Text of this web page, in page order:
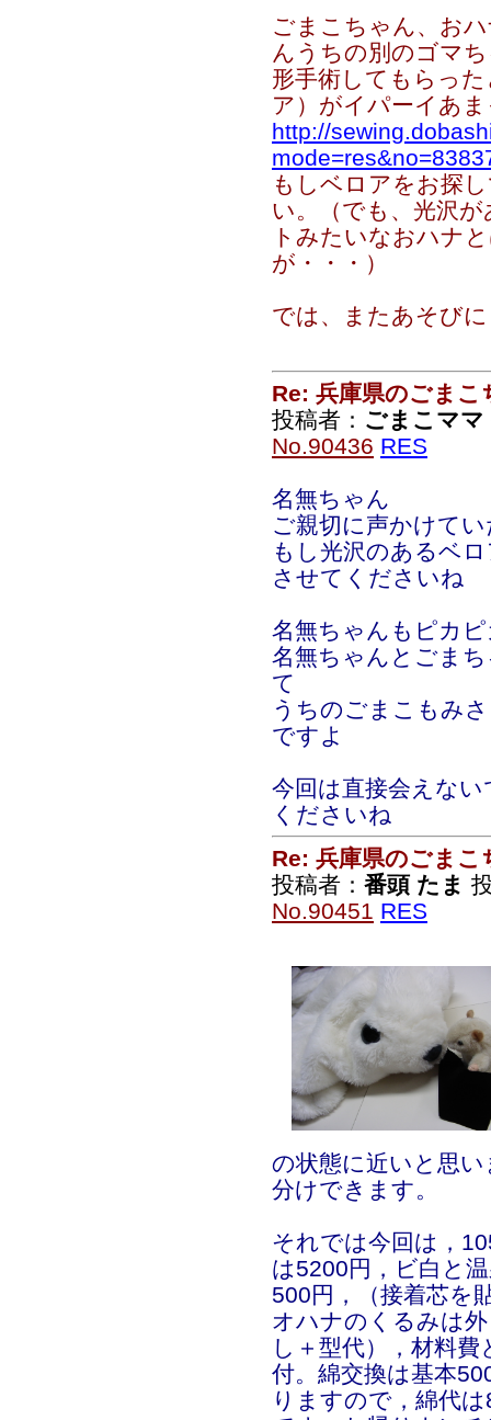
ごまこちゃん、お
んうちの別のゴマ
形手術してもらっ
ア）がイパーイあ
http://
もしベロアをお探
い。（でも、光沢
トみたいなおハナ
が・・・）
では、またあそび
Re: 兵庫県のごまこ
投稿者： ごまこママ
No.90436 RES
名無ちゃん
ご親切に声かけて
もし光沢のあるベ
させてくださいね
名無ちゃんもピカ
名無ちゃんとごま
て
うちのごまこもみ
ですよ
今回は直接会えな
くださいね
Re: 兵庫県のごまこ
投稿者： 番頭 たま
No.90451 RES
の状態に近いと思
分けできます。
それでは今回は，
は5200円，ビ白と
500円，（接着芯を
オハナのくるみは
し＋型代），材料
付。綿交換は基本
りますので，綿代